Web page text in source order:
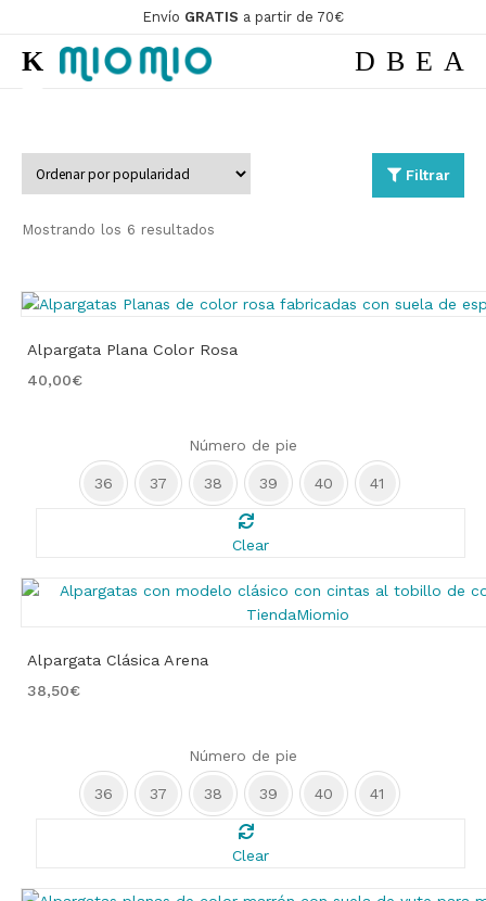
Envío GRATIS a partir de 70€
a
al
Filtrar
Mostrando los 6 resultadosOrdenado
Alpargata Plana Color Rosa
40,00€
Número de pie
36 37 38 39 40 41
Clear
Alpargata Clásica Arena
38,50€
Número de pie
36 37 38 39 40 41
Clear